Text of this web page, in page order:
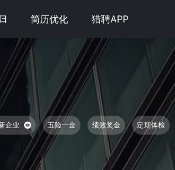
简历优化 猎聘APP
企业 五险一金 绩效奖金 定期体检